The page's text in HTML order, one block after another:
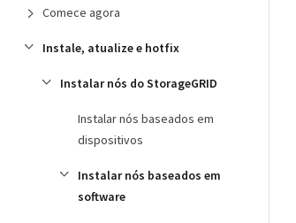
Comece agora
Instale, atualize e hotfix
Instalar nós do StorageGRID
Instalar nós baseados em
dispositivos
Instalar nós baseados em
software